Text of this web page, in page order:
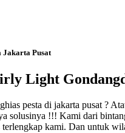
Jakarta Pusat
Light
pesta di jakarta pusat ?
solusinya !!! Kami dari
terlengkap kami. Dan untuk